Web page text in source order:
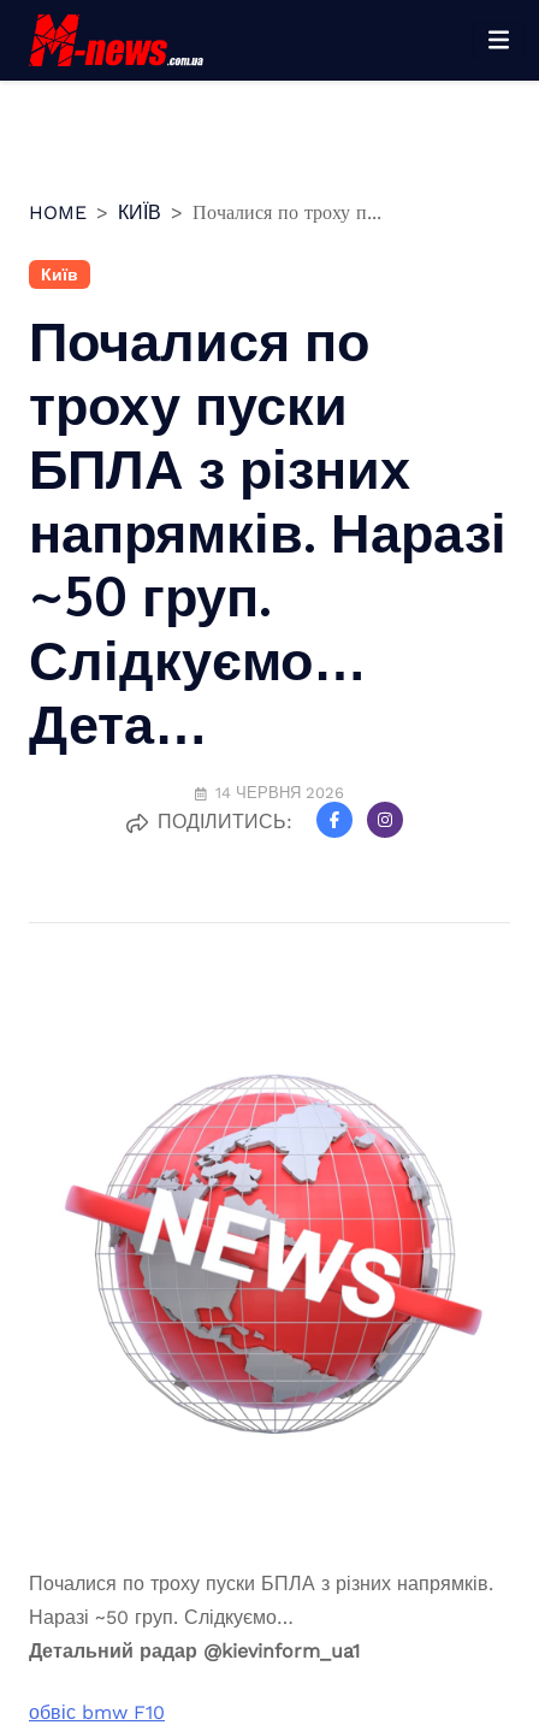
Перейти
вмісту
HOME КИЇВ Почалися по троху п...
Київ
Почалися по
троху пуски
БПЛА з різних
напрямків. Наразі
~50 груп.
Слідкуємо…
Дета…
14 ЧЕРВНЯ 2026
ПОДІЛИТИСЬ:
Почалися по троху пуски БПЛА з різних напрямків.
Наразі ~50 груп. Слідкуємо…
Детальний радар @kievinform_ua1
обвіс bmw F10